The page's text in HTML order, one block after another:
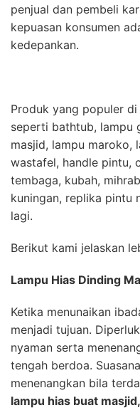
penjual dan pembeli
kepuasan konsumen
kedepankan.
Produk yang populer
seperti bathtub, lampu
masjid, lampu maroko,
wastafel, handle pintu,
tembaga, kubah,
kuningan, replika pintu
lagi.
Berikut kami jelaskan
Lampu Hias Dinding
Ketika menunaikan
menjadi tujuan.
nyaman serta
tengah berdoa.
menenangkan bila
lampu hias buat